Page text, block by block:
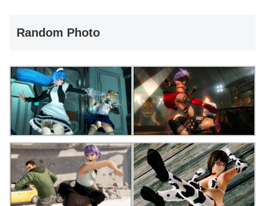
Random Photo